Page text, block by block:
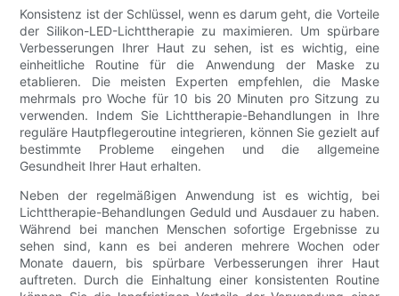
Konsistenz ist der Schlüssel, wenn es darum geht, die Vorteile
der Silikon-LED-Lichttherapie zu maximieren. Um spürbare
Verbesserungen Ihrer Haut zu sehen, ist es wichtig, eine
einheitliche Routine für die Anwendung der Maske zu
etablieren. Die meisten Experten empfehlen, die Maske
mehrmals pro Woche für 10 bis 20 Minuten pro Sitzung zu
verwenden. Indem Sie Lichttherapie-Behandlungen in Ihre
reguläre Hautpflegeroutine integrieren, können Sie gezielt auf
bestimmte Probleme eingehen und die allgemeine
Gesundheit Ihrer Haut erhalten.
Neben der regelmäßigen Anwendung ist es wichtig, bei
Lichttherapie-Behandlungen Geduld und Ausdauer zu haben.
Während bei manchen Menschen sofortige Ergebnisse zu
sehen sind, kann es bei anderen mehrere Wochen oder
Monate dauern, bis spürbare Verbesserungen ihrer Haut
auftreten. Durch die Einhaltung einer konsistenten Routine